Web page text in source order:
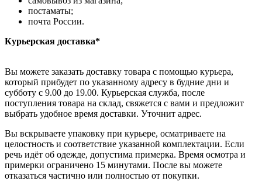
постаматы;
почта России.
Курьерская доставка*
Вы можете заказать доставку товара с помощью курьера,
который прибудет по указанному адресу в будние дни и
субботу с 9.00 до 19.00. Курьерская служба, после
поступления товара на склад, свяжется с вами и предложит
выбрать удобное время доставки. Уточнит адрес.
Вы вскрываете упаковку при курьере, осматриваете на
целостность и соответствие указанной комплектации. Если
речь идёт об одежде, допустима примерка. Время осмотра и
примерки ограничено 15 минутами. После вы можете
отказаться частично или полностью от покупки.